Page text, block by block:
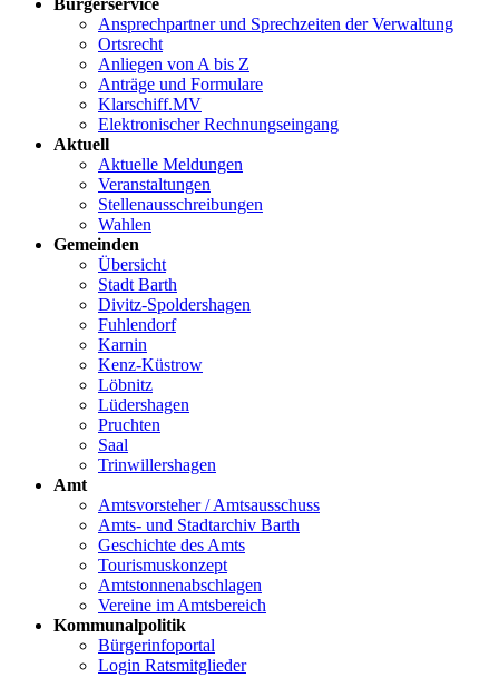
Ansprechpartner und Sprechzeiten der Verwaltung
Ortsrecht
Anliegen von A bis Z
Anträge und Formulare
Klarschiff.MV
Elektronischer Rechnungseingang
Aktuell
Aktuelle Meldungen
Veranstaltungen
Stellenausschreibungen
Wahlen
Gemeinden
Übersicht
Stadt Barth
Divitz-Spoldershagen
Fuhlendorf
Karnin
Kenz-Küstrow
Löbnitz
Lüdershagen
Pruchten
Saal
Trinwillershagen
Amt
Amtsvorsteher / Amtsausschuss
Amts- und Stadtarchiv Barth
Geschichte des Amts
Tourismuskonzept
Amtstonnenabschlagen
Vereine im Amtsbereich
Kommunalpolitik
Bürgerinfoportal
Login Ratsmitglieder